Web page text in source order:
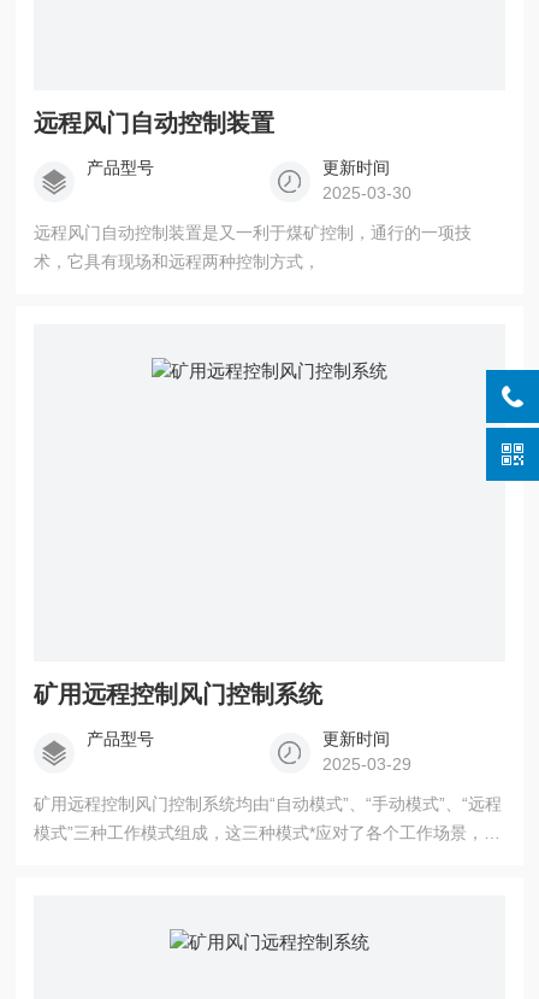
远程风门自动控制装置
产品型号
更新时间
2025-03-30
远程风门自动控制装置是又一利于煤矿控制，通行的一项技
术，它具有现场和远程两种控制方式，
矿用远程控制风门控制系统
产品型号
更新时间
2025-03-29
矿用远程控制风门控制系统均由“自动模式”、“手动模式”、“远程
模式”三种工作模式组成，这三种模式*应对了各个工作场景，个